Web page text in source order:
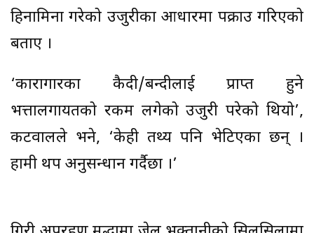
हिनामिना गरेको उजुरीका आधारमा पक्राउ गरिएको
बताए ।
‘कारागारका कैदी/बन्दीलाई प्राप्त हुने
भत्तालगायतको रकम लगेको उजुरी परेको थियो’,
कटवालले भने, ‘केही तथ्य पनि भेटिएका छन् ।
हामी थप अनुसन्धान गर्दैछौं ।’